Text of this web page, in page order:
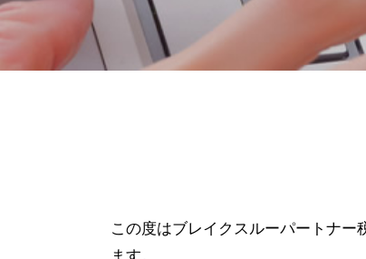
法人化 メリット
法人成り タイミング
補助金申請 代行 違法
定款 作成
税務相談 群馬県 相談
会社設立 栃木県 相談
会社設立 茨城県 税理士
税務相談 茨城県 税理士
この度はブレイクスルーパートナ